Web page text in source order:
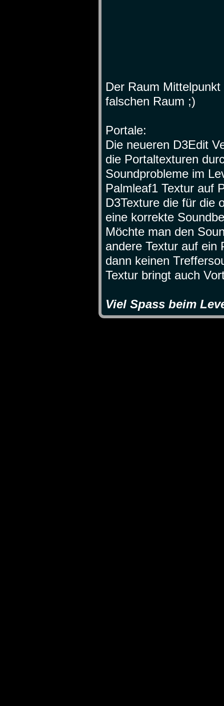
Der Raum
falschen Raum ;)
Portale:
Die neueren D3Edit
die Portaltexturen
Soundprobleme im
Palmleaf1 Textur auf
D3Texture die für die
eine korrekte
Möchte man den
andere Textur auf ein
dann keinen
Textur bringt auch
Viel Spass beim